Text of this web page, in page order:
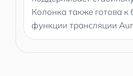
Колонка также готова к
функции трансляции